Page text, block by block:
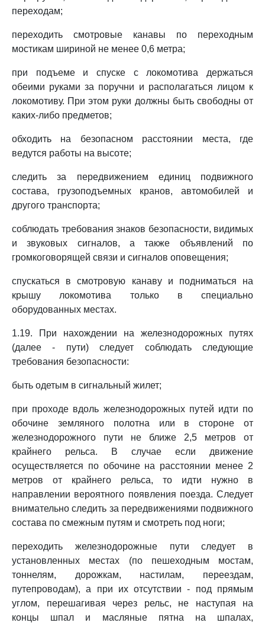
переходам;
переходить смотровые канавы по переходным
мостикам шириной не менее 0,6 метра;
при подъеме и спуске с локомотива держаться
обеими руками за поручни и располагаться лицом к
локомотиву. При этом руки должны быть свободны от
каких-либо предметов;
обходить на безопасном расстоянии места, где
ведутся работы на высоте;
следить за передвижением единиц подвижного
состава, грузоподъемных кранов, автомобилей и
другого транспорта;
соблюдать требования знаков безопасности, видимых
и звуковых сигналов, а также объявлений по
громкоговорящей связи и сигналов оповещения;
спускаться в смотровую канаву и подниматься на
крышу локомотива только в специально
оборудованных местах.
1.19. При нахождении на железнодорожных путях
(далее - пути) следует соблюдать следующие
требования безопасности:
быть одетым в сигнальный жилет;
при проходе вдоль железнодорожных путей идти по
обочине земляного полотна или в стороне от
железнодорожного пути не ближе 2,5 метров от
крайнего рельса. В случае если движение
осуществляется по обочине на расстоянии менее 2
метров от крайнего рельса, то идти нужно в
направлении вероятного появления поезда. Следует
внимательно следить за передвижениями подвижного
состава по смежным путям и смотреть под ноги;
переходить железнодорожные пути следует в
установленных местах (по пешеходным мостам,
тоннелям, дорожкам, настилам, переездам,
путепроводам), а при их отсутствии - под прямым
углом, перешагивая через рельс, не наступая на
концы шпал и масляные пятна на шпалах,